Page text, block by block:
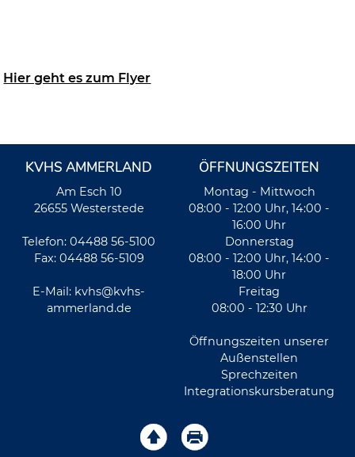
Hier geht es zum Flyer
KVHS AMMERLAND
Am Esch 10
26655 Westerstede
Telefon: 04488 56-5100
Fax: 04488 56-5109
E-Mail: kvhs@kvhs-
ammerland.de
ÖFFNUNGSZEITEN
Montag - Mittwoch
08:00 - 12:00 Uhr, 14:00 -
16:00 Uhr
Donnerstag
08:00 - 12:00 Uhr, 14:00 -
18:00 Uhr
Freitag
08:00 - 12:30 Uhr
Öffnungszeiten unserer
Außenstellen
Sprechzeiten
Integrationskursberatung